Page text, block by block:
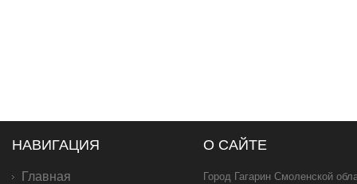
НАВИГАЦИЯ
Главная
О САЙТЕ
Город Гагарин Смоленской